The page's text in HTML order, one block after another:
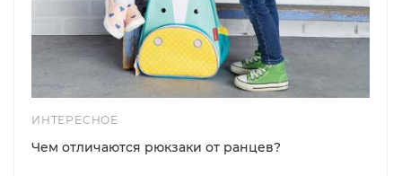
ИНТЕРЕСНОЕ
Чем отличаются рюкзаки от ранцев?